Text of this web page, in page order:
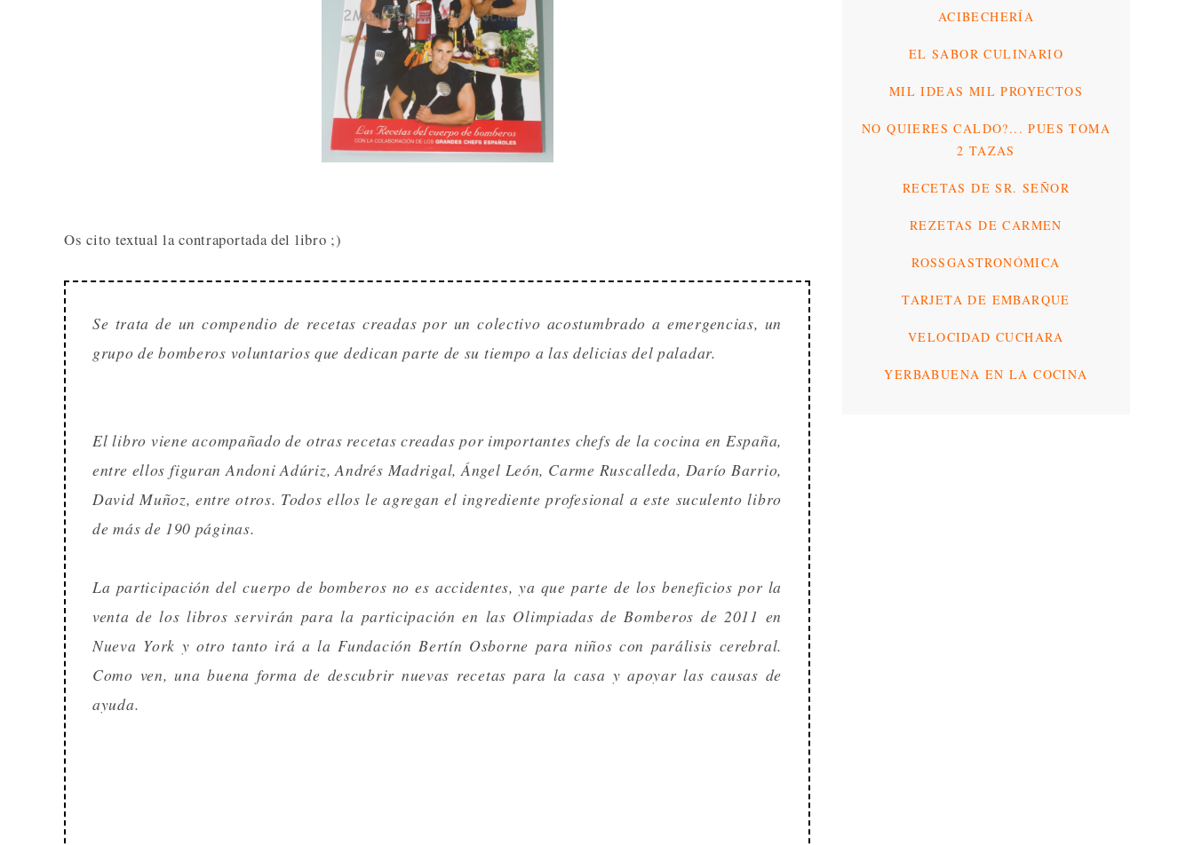
Os cito textual la contraportada del libro ;)
Se trata de un compendio de recetas creadas por un colectivo acostumbrado a emergencias, un
grupo de bomberos voluntarios que dedican parte de su tiempo a las delicias del paladar.
El libro viene acompañado de otras recetas creadas por importantes chefs de la cocina en España,
entre ellos figuran Andoni Adúriz, Andrés Madrigal, Ángel León, Carme Ruscalleda, Darío Barrio,
David Muñoz, entre otros. Todos ellos le agregan el ingrediente profesional a este suculento libro
de más de 190 páginas.
La participación del cuerpo de bomberos no es accidentes, ya que parte de los beneficios por la
venta de los libros servirán para la participación en las Olimpiadas de Bomberos de 2011 en
Nueva York y otro tanto irá a la Fundación Bertín Osborne para niños con parálisis cerebral.
Como ven, una buena forma de descubrir nuevas recetas para la casa y apoyar las causas de
ayuda.
ACIBECHERÍA
EL SABOR CULINARIO
MIL IDEAS MIL PROYECTOS
NO QUIERES CALDO?... PUES TOMA
2 TAZAS
RECETAS DE SR. SEÑOR
REZETAS DE CARMEN
ROSSGASTRONÓMICA
TARJETA DE EMBARQUE
VELOCIDAD CUCHARA
YERBABUENA EN LA COCINA